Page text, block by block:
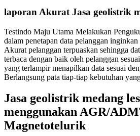
laporan Akurat Jasa geolistrik
Testindo Maju Utama Melakukan
dalam penetapan data pelanggan
Akurat pelanggan terpuaskan sehingga
terbaca dengan baik oleh pelanggan
yang terlampir menapilkan data sesuai
Berlangsung pata tiap-tiap kebutuhan
Jasa geolistrik medang
menggunakan AGR/
Magnetotelurik